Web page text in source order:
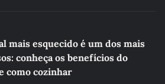
mais esquecido é um dos mais
conheça os benefícios do
como cozinhar